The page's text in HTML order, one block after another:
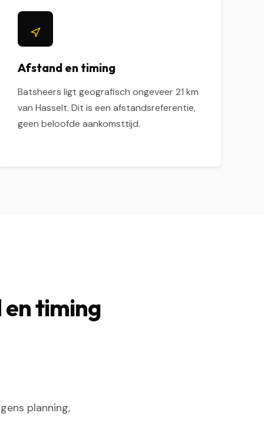
Afstand en timing
Batsheers ligt geografisch ongeveer 21 km
van Hasselt. Dit is een afstandsreferentie,
geen beloofde aankomsttijd.
timing
planning,